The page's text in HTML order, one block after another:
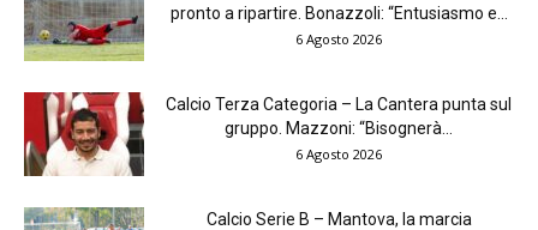
pronto a ripartire. Bonazzoli: “Entusiasmo e...
6 Agosto 2026
Calcio Terza Categoria – La Cantera punta sul
gruppo. Mazzoni: “Bisognerà...
6 Agosto 2026
Calcio Serie B – Mantova, la marcia